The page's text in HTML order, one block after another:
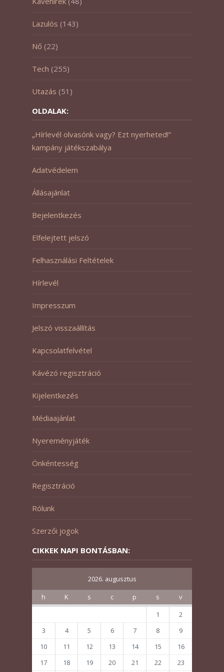
Lazulós (143)
Nő (22)
Tech (255)
Utazás (51)
OLDALAK:
„Hírlevél olvasónk vagy? Ezt nyerheted!”
kampány játékszabálya
Adatvédelem
Állásajánlat
Bejelentkezés
Elfelejtett jelszó
Felhasználási Feltételek
Hírlevél
Impresszum
Jelszó visszaállítás
Kapcsolatfelvétel
Kávézó regisztráció
Kijelentkezés
Médiaajánlat
Nyereményjáték
Önkéntesség
Regisztráció
Rólunk
Szerzői jogok
CIKKEK NAPI BONTÁSBAN:
2026. augusztus
h K s c p s
v
1
2
3
4 5 6 7 8
9
10
11 12 13 14 15
16
17
18 19 20 21 22 23